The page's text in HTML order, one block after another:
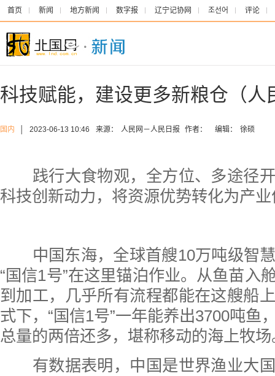
首页 新闻 地方新闻 数字报 辽宁记协网 조선어 评论
科技赋能，建设更多新粮仓（人
国内 2023-06-13 10:46 来源： 人民网－人民日报 作者： 编辑： 徐硕
践行大食物观，全方位、多途径开
科技创新动力，将资源优势转化为产
中国东海，全球首艘10万吨级智慧
“国信1号”在这里锚泊作业。从鱼苗入
到加工，几乎所有流程都能在这艘船
式下，“国信1号”一年能养出3700吨鱼
总量的两倍还多，堪称移动的海上牧场
有数据表明，中国是世界渔业大国